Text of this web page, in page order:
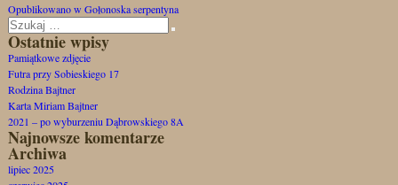
wpisu
Opublikowano w Gołonoska serpentyna
Szukaj:
Szukaj
Ostatnie wpisy
Pamiątkowe zdjęcie
Futra przy Sobieskiego 17
Rodzina Bajtner
Karta Miriam Bajtner
2021 – po wyburzeniu Dąbrowskiego 8A
Najnowsze komentarze
Archiwa
lipiec 2025